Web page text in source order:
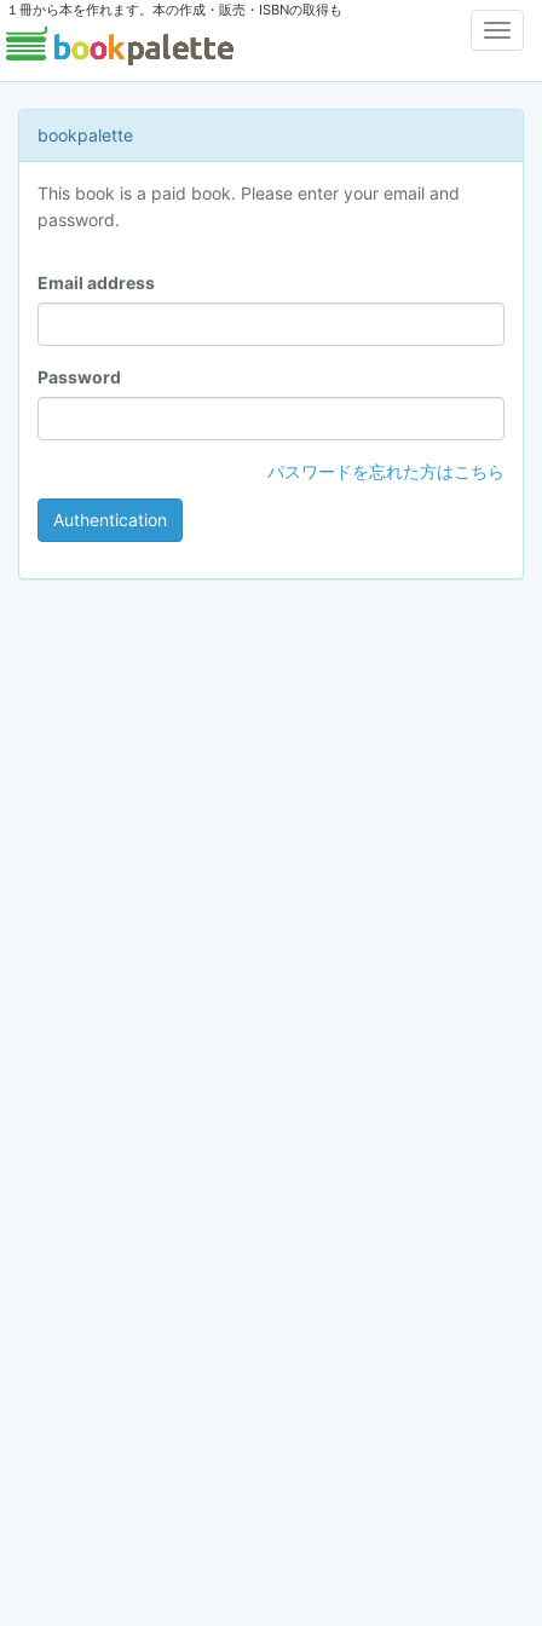
１冊から本を作れます。本の作成・販売・ISBNの取得も
bookpalette
This book is a paid book. Please enter your email and
password.
Email address
Password
パスワードを忘れた方はこちら
Authentication